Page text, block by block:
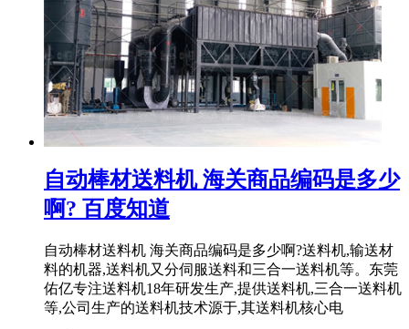
自动棒材送料机 海关商品编码是多少
啊? 百度知道
自动棒材送料机 海关商品编码是多少啊?送料机,输送材
料的机器,送料机又分伺服送料和三合一送料机等。东莞
佑亿专注送料机18年研发生产,提供送料机,三合一送料机
等,公司生产的送料机技术源于,其送料机核心电